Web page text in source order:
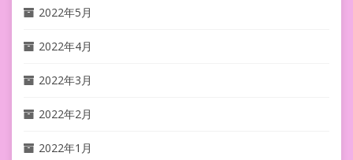
2022年5月
2022年4月
2022年3月
2022年2月
2022年1月